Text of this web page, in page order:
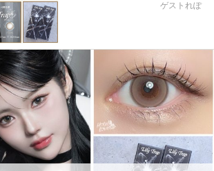
ゲストれぽ